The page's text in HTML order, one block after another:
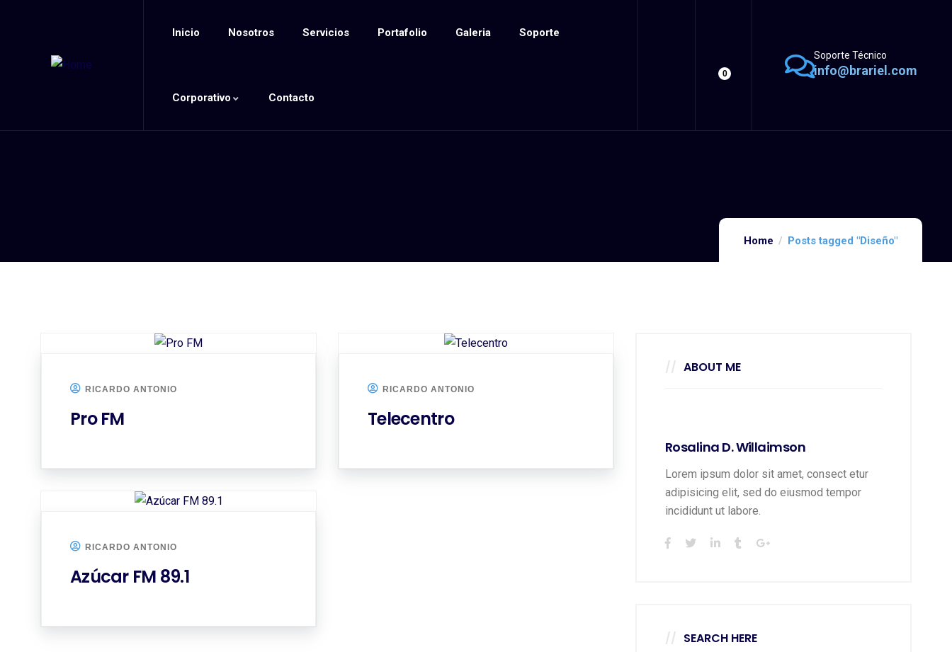
Inicio Nosotros Servicios Portafolio Galeria Soporte
Corporativo Contacto
0
Soporte Técnico
info@brariel.com
Home Posts tagged "Diseño"
RICARDO ANTONIO
Pro FM
RICARDO ANTONIO
Telecentro
RICARDO ANTONIO
Azúcar FM 89.1
ABOUT ME
Rosalina D. Willaimson
Lorem ipsum dolor sit amet, consect etur
adipisicing elit, sed do eiusmod tempor
incididunt ut labore.
SEARCH HERE